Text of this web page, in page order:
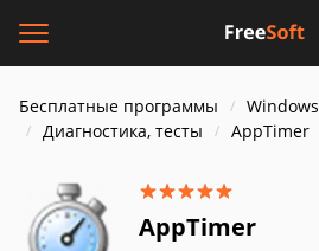
Бесплатные программы Windows
Диагностика, тесты
AppTimer
AppTimer